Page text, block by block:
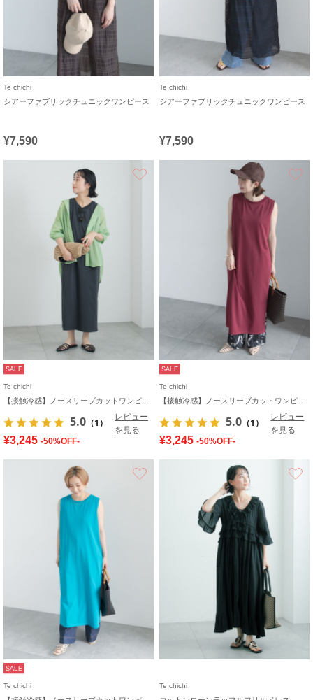
Te chichi
シアーファブリックチュニックワンピース
¥7,590
Te chichi
シアーファブリックチュニックワンピース
¥7,590
SALE
Te chichi
5.0 （1）
レビュー
を見る
¥3,245 -50%OFF-
SALE
Te chichi
5.0 （1）
レビュー
を見る
¥3,245 -50%OFF-
SALE
Te chichi Te chichi